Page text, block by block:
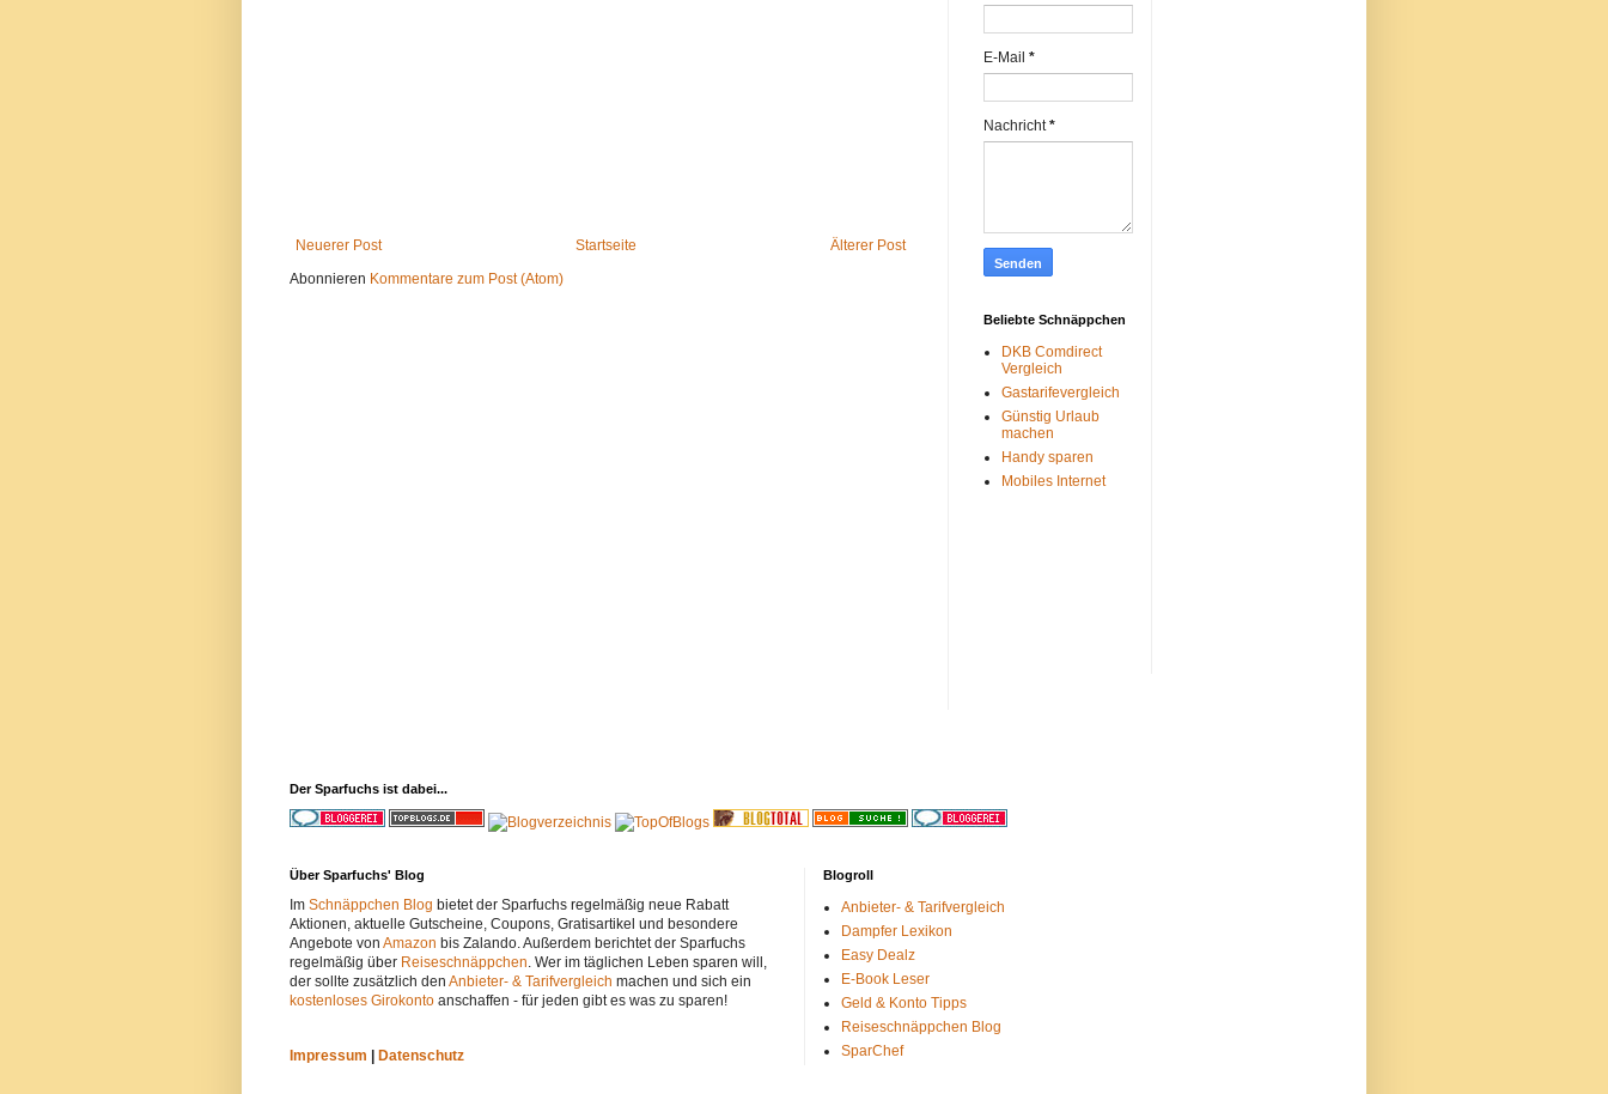
Neuerer Post Älterer Post
Startseite
Abonnieren Kommentare zum Post (Atom)
E-Mail *
Nachricht*
Beliebte Schnäppchen
DKB Comdirect
Vergleich
Gastarifevergleich
Günstig Urlaub
machen
Handy sparen
Mobiles Internet
Der Sparfuchs ist dabei...
Über Sparfuchs' Blog
Im Schnäppchen Blog bietet der Sparfuchs regelmäßig neue Rabatt
Aktionen, aktuelle Gutscheine, Coupons, Gratisartikel und besondere
Angebote von Amazon bis Zalando. Außerdem berichtet der Sparfuchs
regelmäßig über Reiseschnäppchen. Wer im täglichen Leben sparen will,
der sollte zusätzlich den Anbieter- & Tarifvergleich machen und sich ein
kostenloses Girokonto anschaffen - für jeden gibt es was zu sparen!
Impressum Datenschutz
Blogroll
Anbieter- & Tarifvergleich
Dampfer Lexikon
Easy Dealz
E-Book Leser
Geld & Konto Tipps
Reiseschnäppchen Blog
SparChef